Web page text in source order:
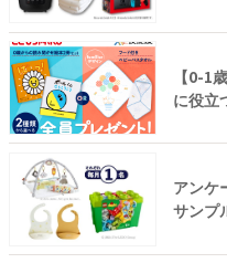
【0-1
に役立
アンケ
サンプ